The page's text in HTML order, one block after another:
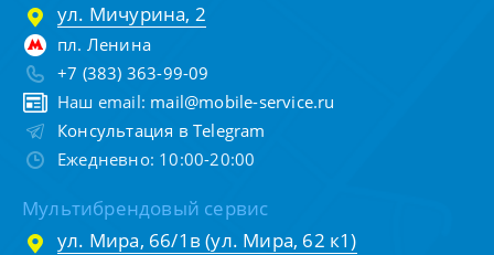
ул. Мичурина, 2
пл. Ленина
+7 (383) 363-99-09
Наш email: mail@mobile-service.ru
Консультация в Telegram
Ежедневно: 10:00-20:00
Мультибрендовый сервис
ул. Мира, 66/1в (ул. Мира, 62 к1)